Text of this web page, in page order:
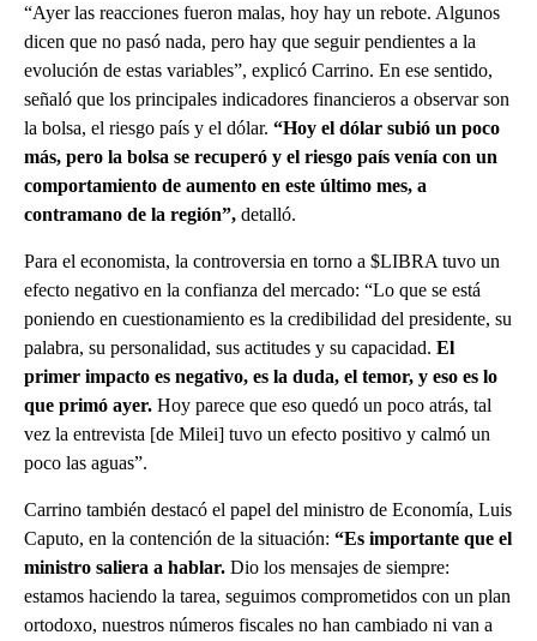
“Ayer las reacciones fueron malas, hoy hay un rebote. Algunos
dicen que no pasó nada, pero hay que seguir pendientes a la
evolución de estas variables”, explicó Carrino. En ese sentido,
señaló que los principales indicadores financieros a observar son
la bolsa, el riesgo país y el dólar. “Hoy el dólar subió un poco
más, pero la bolsa se recuperó y el riesgo país venía con un
comportamiento de aumento en este último mes, a
contramano de la región”, detalló.
Para el economista, la controversia en torno a $LIBRA tuvo un
efecto negativo en la confianza del mercado: “Lo que se está
poniendo en cuestionamiento es la credibilidad del presidente, su
palabra, su personalidad, sus actitudes y su capacidad. El
primer impacto es negativo, es la duda, el temor, y eso es lo
que primó ayer. Hoy parece que eso quedó un poco atrás, tal
vez la entrevista [de Milei] tuvo un efecto positivo y calmó un
poco las aguas”.
Carrino también destacó el papel del ministro de Economía, Luis
Caputo, en la contención de la situación: “Es importante que el
ministro saliera a hablar. Dio los mensajes de siempre:
estamos haciendo la tarea, seguimos comprometidos con un plan
ortodoxo, nuestros números fiscales no han cambiado ni van a